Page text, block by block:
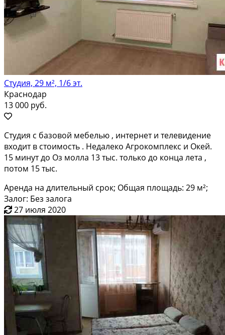
Студия, 29 м², 1/6 эт.
Краснодар
13 000 руб.
Студия с базовой мебелью , интернет и телевидение
входит в стоимость . Недалеко Агрокомплекс и Окей.
15 минут до Оз молла 13 тыс. только до конца лета ,
потом 15 тыс.
Аренда на длительный срок; Общая площадь: 29 м²;
Залог: Без залога
27 июля 2020